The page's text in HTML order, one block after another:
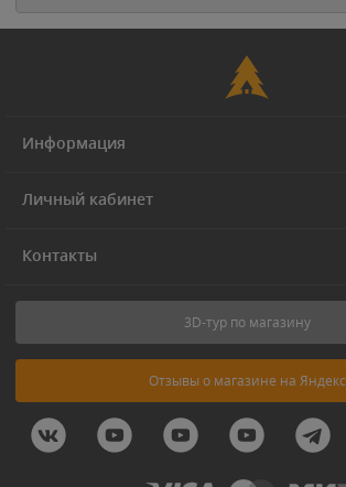
Информация
Личный кабинет
Контакты
3D-тур по магазину
Отзывы о магазине на Яндекс